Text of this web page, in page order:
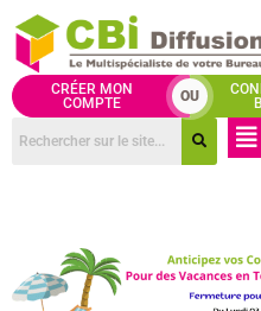
Aller
au
contenu
CRÉER MON
COMPTE
OU